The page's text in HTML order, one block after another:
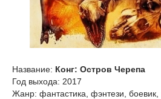
Название: Конг: Остров Черепа
Год выхода: 2017
Жанр: фантастика, фэнтези,